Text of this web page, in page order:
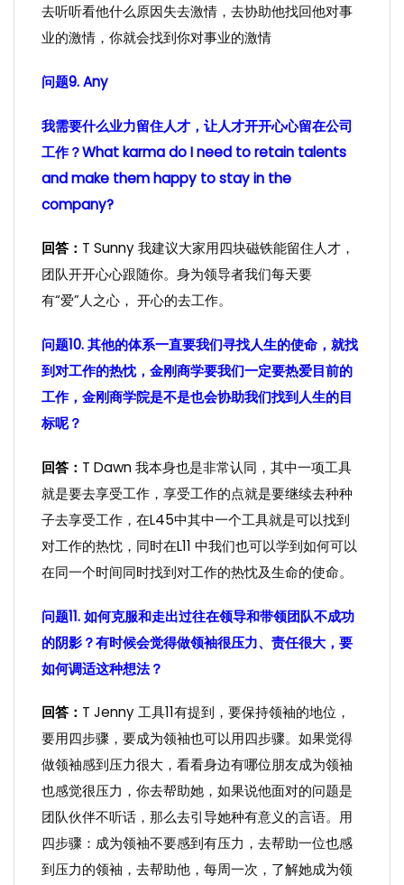
去听听看他什么原因失去激情，去协助他找回他对事
业的激情，你就会找到你对事业的激情
问题9. Any
我需要什么业力留住人才，让人才开开心心留在公司
工作？What karma do I need to retain talents
and make them happy to stay in the
company?
回答： T Sunny 我建议大家用四块磁铁能留住人才，
团队开开心心跟随你。身为领导者我们每天要
有“爱”人之心， 开心的去工作。
问题10. 其他的体系一直要我们寻找人生的使命，就找
到对工作的热忱，金刚商学要我们一定要热爱目前的
工作，金刚商学院是不是也会协助我们找到人生的目
标呢？
回答： T Dawn 我本身也是非常认同，其中一项工具
就是要去享受工作，享受工作的点就是要继续去种种
子去享受工作，在L45中其中一个工具就是可以找到
对工作的热忱，同时在L11 中我们也可以学到如何可以
在同一个时间同时找到对工作的热忱及生命的使命。
问题11. 如何克服和走出过往在领导和带领团队不成功
的阴影？有时候会觉得做领袖很压力、责任很大，要
如何调适这种想法？
回答： T Jenny 工具11有提到，要保持领袖的地位，
要用四步骤，要成为领袖也可以用四步骤。如果觉得
做领袖感到压力很大，看看身边有哪位朋友成为领袖
也感觉很压力，你去帮助她，如果说他面对的问题是
团队伙伴不听话，那么去引导她种有意义的言语。用
四步骤：成为领袖不要感到有压力，去帮助一位也感
到压力的领袖，去帮助他，每周一次，了解她成为领